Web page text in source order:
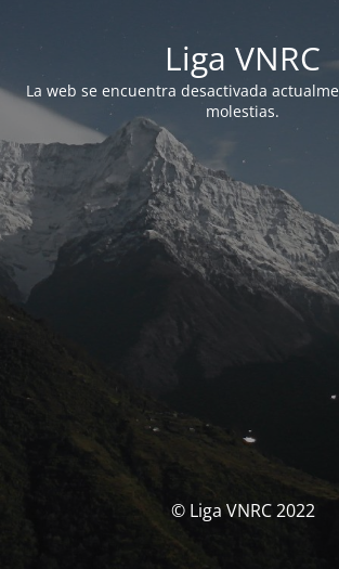
Liga VNRC
La web se encuentra desactivada
molestias.
© Liga VNRC 2022